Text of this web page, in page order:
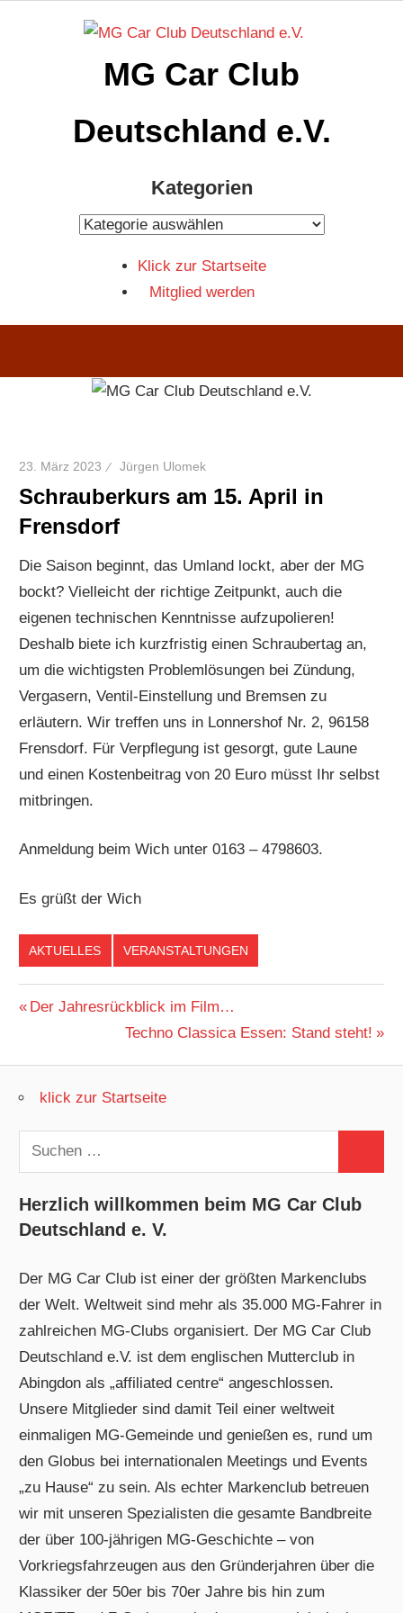
MG Car Club
Deutschland e.V.
Kategorien
Kategorien
Klick zur Startseite
Mitglied werden
23. März 2023 Jürgen Ulomek
Schrauberkurs am 15. April in
Frensdorf
Die Saison beginnt, das Umland lockt, aber der MG
bockt? Vielleicht der richtige Zeitpunkt, auch die
eigenen technischen Kenntnisse aufzupolieren!
Deshalb biete ich kurzfristig einen Schraubertag an,
um die wichtigsten Problemlösungen bei Zündung,
Vergasern, Ventil-Einstellung und Bremsen zu
erläutern. Wir treffen uns in Lonnershof Nr. 2, 96158
Frensdorf. Für Verpflegung ist gesorgt, gute Laune
und einen Kostenbeitrag von 20 Euro müsst Ihr selbst
mitbringen.
Anmeldung beim Wich unter 0163 – 4798603.
Es grüßt der Wich
AKTUELLES VERANSTALTUNGEN
Beitragsnavigation
Vorheriger
Der Jahresrückblick im Film…
Nächster
Techno Classica Essen: Stand steht!
klick zur Startseite
Suchen
nach:
Herzlich willkommen beim MG Car Club
Deutschland e. V.
Der MG Car Club ist einer der größten Markenclubs
der Welt. Weltweit sind mehr als 35.000 MG-Fahrer in
zahlreichen MG-Clubs organisiert. Der MG Car Club
Deutschland e.V. ist dem englischen Mutterclub in
Abingdon als „affiliated centre“ angeschlossen.
Unsere Mitglieder sind damit Teil einer weltweit
einmaligen MG-Gemeinde und genießen es, rund um
den Globus bei internationalen Meetings und Events
„zu Hause“ zu sein. Als echter Markenclub betreuen
wir mit unseren Spezialisten die gesamte Bandbreite
der über 100-jährigen MG-Geschichte – von
Vorkriegsfahrzeugen aus den Gründerjahren über die
Klassiker der 50er bis 70er Jahre bis hin zum